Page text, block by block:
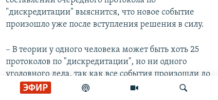
ЭФИР
"дискредитации" выяснится, что новое событие
произошло уже после вступления решения в силу.
– В теории у одного человека может быть хоть 25
протоколов по "дискредитации", но ни одного
уголовного дела, так как все события произошли до
вступления в силу самого первого постановления, –